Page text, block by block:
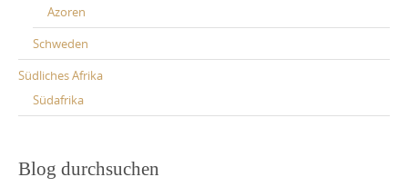
Azoren
Schweden
Südliches Afrika
Südafrika
Blog durchsuchen